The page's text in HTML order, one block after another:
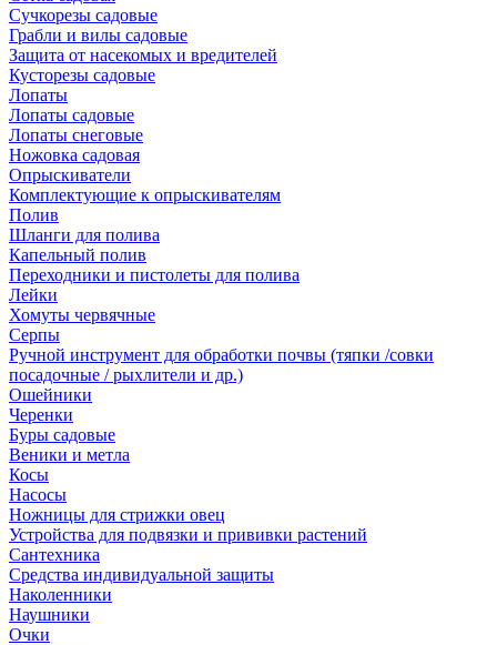
Сучкорезы садовые
Грабли и вилы садовые
Защита от насекомых и вредителей
Кусторезы садовые
Лопаты
Лопаты садовые
Лопаты снеговые
Ножовка садовая
Опрыскиватели
Комплектующие к опрыскивателям
Полив
Шланги для полива
Капельный полив
Переходники и пистолеты для полива
Лейки
Хомуты червячные
Серпы
Ручной инструмент для обработки почвы (тяпки /совки
посадочные / рыхлители и др.)
Ошейники
Черенки
Буры садовые
Веники и метла
Косы
Насосы
Ножницы для стрижки овец
Устройства для подвязки и прививки растений
Сантехника
Средства индивидуальной защиты
Наколенники
Наушники
Очки